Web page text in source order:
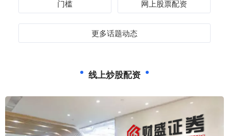
门槛 网上股票配资
更多话题动态
线上炒股配资